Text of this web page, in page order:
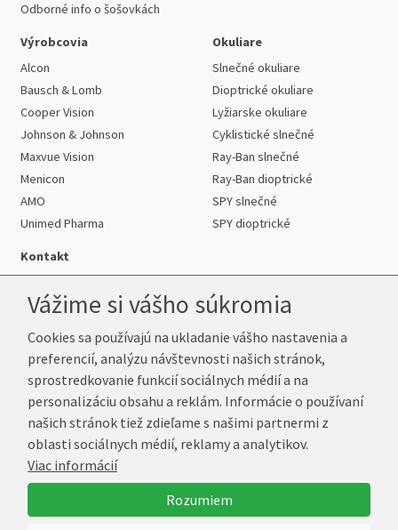
Odborné info o šošovkách
Výrobcovia
Alcon
Bausch & Lomb
Cooper Vision
Johnson & Johnson
Maxvue Vision
Menicon
AMO
Unimed Pharma
Okuliare
Slnečné okuliare
Dioptrické okuliare
Lyžiarske okuliare
Cyklistické slnečné
Ray-Ban slnečné
Ray-Ban dioptrické
SPY slnečné
SPY dioptrické
Kontakt
Telefón:+421 222 205 863
E-mail:info@k-sosovky.sk
Reklamačná adresa
Andrea Votavová
Revoluční 1017
290 01 Poděbrady
Česká republika
Vážime si vášho súkromia
Cookies sa používajú na ukladanie vášho nastavenia a
preferencií, analýzu návštevnosti našich stránok,
sprostredkovanie funkcií sociálnych médií a na
personalizáciu obsahu a reklám. Informácie o používaní
našich stránok tiež zdieľame s našimi partnermi z
oblasti sociálnych médií, reklamy a analytikov.
Viac informácií
Rozumiem